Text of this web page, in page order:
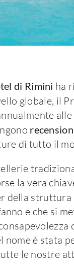
di Rimini ha
globale, il
di tutto il
la vera
della
e che si
nome è stata
le nostre